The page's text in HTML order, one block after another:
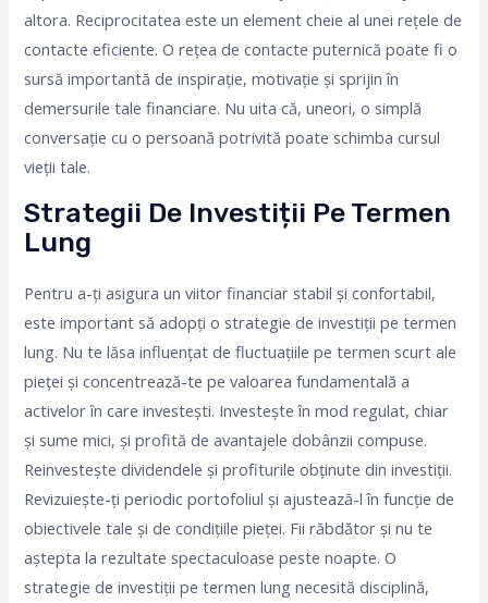
altora. Reciprocitatea este un element cheie al unei rețele de
contacte eficiente. O rețea de contacte puternică poate fi o
sursă importantă de inspirație, motivație și sprijin în
demersurile tale financiare. Nu uita că, uneori, o simplă
conversație cu o persoană potrivită poate schimba cursul
vieții tale.
Strategii De Investiții Pe Termen
Lung
Pentru a-ți asigura un viitor financiar stabil și confortabil,
este important să adopți o strategie de investiții pe termen
lung. Nu te lăsa influențat de fluctuațiile pe termen scurt ale
pieței și concentrează-te pe valoarea fundamentală a
activelor în care investești. Investește în mod regulat, chiar
și sume mici, și profită de avantajele dobânzii compuse.
Reinvestește dividendele și profiturile obținute din investiții.
Revizuiește-ți periodic portofoliul și ajustează-l în funcție de
obiectivele tale și de condițiile pieței. Fii răbdător și nu te
aștepta la rezultate spectaculoase peste noapte. O
strategie de investiții pe termen lung necesită disciplină,